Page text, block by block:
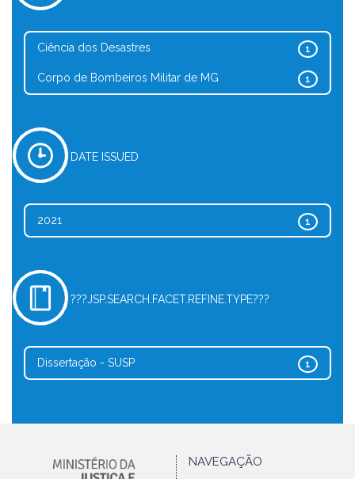
1
Ciência dos Desastres
1
Corpo de Bombeiros Militar de MG
DATE ISSUED
1
2021
???JSP.SEARCH.FACET.REFINE.TYPE???
1
Dissertação - SUSP
NAVEGAÇÃO